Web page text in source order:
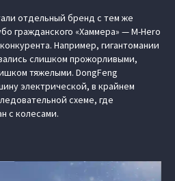
отдельный бренд с тем же
гражданского «Хаммера» — M-Hero
Например, гигантомании
слишком прожорливыми,
тяжелыми. DongFeng
электрической, в крайнем
схеме, где
с колесами.